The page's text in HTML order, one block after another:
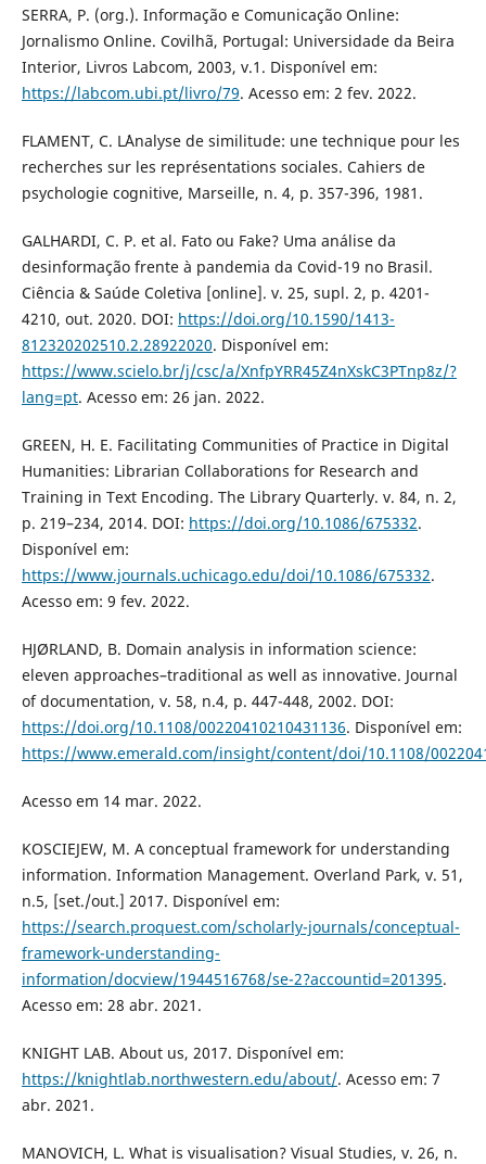
SERRA, P. (org.). Informação e Comunicação Online:
Jornalismo Online. Covilhã, Portugal: Universidade da Beira
Interior, Livros Labcom, 2003, v.1. Disponível em:
https://labcom.ubi.pt/livro/79. Acesso em: 2 fev. 2022.
FLAMENT, C. L´Analyse de similitude: une technique pour les
recherches sur les représentations sociales. Cahiers de
psychologie cognitive, Marseille, n. 4, p. 357-396, 1981.
GALHARDI, C. P. et al. Fato ou Fake? Uma análise da
desinformação frente à pandemia da Covid-19 no Brasil.
Ciência & Saúde Coletiva [online]. v. 25, supl. 2, p. 4201-
4210, out. 2020. DOI: https://doi.org/10.1590/1413-
812320202510.2.28922020. Disponível em:
https://www.scielo.br/j/csc/a/XnfpYRR45Z4nXskC3PTnp8z/?
lang=pt. Acesso em: 26 jan. 2022.
GREEN, H. E. Facilitating Communities of Practice in Digital
Humanities: Librarian Collaborations for Research and
Training in Text Encoding. The Library Quarterly. v. 84, n. 2,
p. 219–234, 2014. DOI: https://doi.org/10.1086/675332.
Disponível em:
https://www.journals.uchicago.edu/doi/10.1086/675332.
Acesso em: 9 fev. 2022.
HJØRLAND, B. Domain analysis in information science:
eleven approaches–traditional as well as innovative. Journal
of documentation, v. 58, n.4, p. 447-448, 2002. DOI:
https://doi.org/10.1108/00220410210431136. Disponível em:
https://www.emerald.com/insight/content/doi/10.1108/
Acesso em 14 mar. 2022.
KOSCIEJEW, M. A conceptual framework for understanding
information. Information Management. Overland Park, v. 51,
n.5, [set./out.] 2017. Disponível em:
https://search.proquest.com/scholarly-journals/conceptual-
framework-understanding-
information/docview/1944516768/se-2?accountid=201395.
Acesso em: 28 abr. 2021.
KNIGHT LAB. About us, 2017. Disponível em:
https://knightlab.northwestern.edu/about/. Acesso em: 7
abr. 2021.
MANOVICH, L. What is visualisation? Visual Studies, v. 26, n.